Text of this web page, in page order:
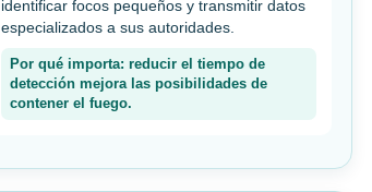
identificar focos pequeños y transmitir datos
especializados a sus autoridades.
Por qué importa: reducir el tiempo de
detección mejora las posibilidades de
contener el fuego.